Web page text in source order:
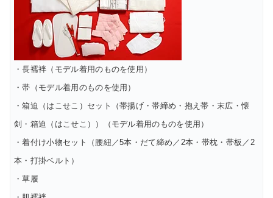
・長襦袢（モデル着用のものを使用）
・帯（モデル着用のものを使用）
・箱迫（はこせこ）セット（帯揚げ・帯締め・抱え帯・末広・懐
剣・箱迫（はこせこ））（モデル着用のものを使用）
・着付け小物セット（腰紐／5本・だて締め／2本・帯枕・帯板／2
本・打掛ベルト）
・草履